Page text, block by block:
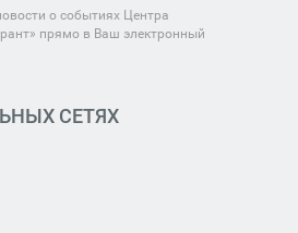
о событиях Центра
прямо в Ваш электронный
СЕТЯХ